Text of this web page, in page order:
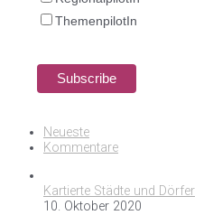
ThemenpilotIn
Neueste
Kommentare
Kartierte Städte und Dörfer
10. Oktober 2020